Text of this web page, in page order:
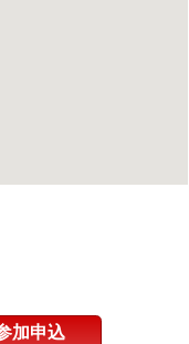
加申込